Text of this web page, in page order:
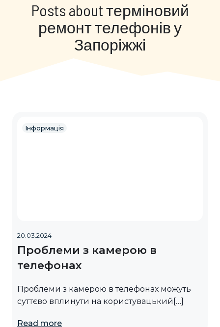
Posts about терміновий
ремонт телефонів у
Запоріжжі
Інформація
20.03.2024
Проблеми з камерою в
телефонах
Проблеми з камерою в телефонах можуть
суттєво вплинути на користувацький[…]
Read more